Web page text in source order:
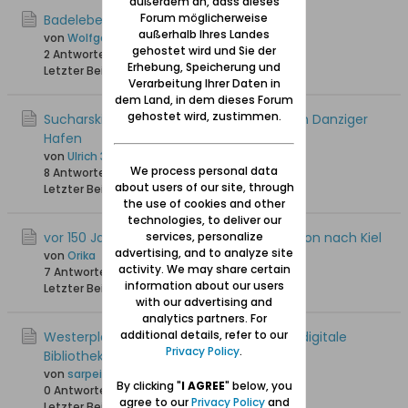
Badeleben auf der Westerplatte um 1900
von Wolfgang
2 Antworten
18.832 Hits0 Likes
Letzter Beitrag
04.11.2019, 15:42
Sucharski-Trasse - neue Verbindung zum Danziger
Hafen
von Ulrich 31
8 Antworten
22.405 Hits0 Likes
Letzter Beitrag25.04.2016, 17:48
vor 150 Jahren: Verlegung der Marinestation nach Kiel
von Orika
7 Antworten
15.757 Hits0 Likes
Letzter Beitrag16.03.2015, 13:28
Westerplatte-Literatur in der 'Pommern digitale
Bibliothek'
von sarpei
0 Antworten
12.716 Hits0 Likes
Forum möglicherweise
außerhalb Ihres Landes
gehostet wird und Sie der
Erhebung, Speicherung und
Verarbeitung Ihrer Daten in
dem Land, in dem dieses Forum
gehostet wird, zustimmen.
We process personal data
about users of our site, through
the use of cookies and other
technologies, to deliver our
services, personalize
advertising, and to analyze site
activity. We may share certain
information about our users
with our advertising and
analytics partners. For
additional details, refer to our
Privacy Policy.
By clicking "I AGREE" below, you
agree to ourPrivacy Policyand